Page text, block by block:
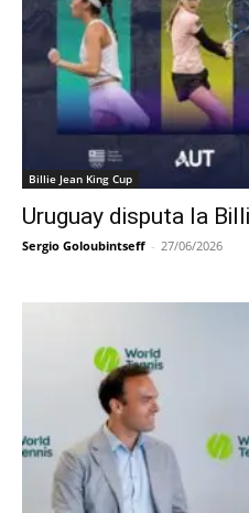
Billie Jean King Cup
Uruguay disputa la
Sergio Goloubintseff - 27/06/2026